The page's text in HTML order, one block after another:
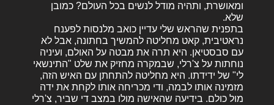
ומאושרת, ותהיה מודל לנשים בכל העולם? כמובן
שלא.
בתפנית שהראש שלי עדיין כואב מלנסות לפענח
נראטיבית, קאט מחליטה להמשיך בחתונה, אבל לא
עם סבסטיאן. היא תרה את מבטה על האולם, ועיניה
נוחתות על צ'רלי, שבמקרה מחזיק את שלט "התינשאי
לי" של ידידתו. היא מחליטה להתחתן עם האיש הזה,
מזמינה אותו לבמה, ודי מכריחה אותו לקחת את ידה
מול כולם. בידיעה שהאישה מולו במצב די שביר, צ'רלי